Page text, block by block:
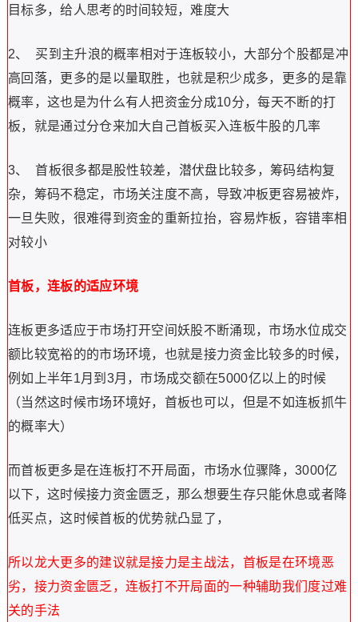
目标多，给人思考的时间较短，难度大
2、 买到主升浪的概率相对于连板较小，大部分个股都是冲
高回落，更多的是以量取胜，也就是积少成多，更多的是靠
概率，这也是为什么有人把资金分成10分，每天不断的打
板，就是通过分仓来加大自己首板买入连板牛股的几率
3、 首板很多都是股性较差，潜伏盘比较多，筹码结构复
杂，筹码不稳定，市场关注度不高，导致冲板更容易被炸，
一旦失败，很难得到资金的重新拉抬，容易炸板，容错率相
对较小
首板，连板的适应环境
连板更多适应于市场打开空间妖股不断涌现，市场水位成交
额比较宽裕的的市场环境，也就是接力资金比较多的时候，
例如上半年1月到3月，市场成交额在5000亿以上的时候
（当然这时候市场环境好，首板也可以，但是不如连板抓牛
的概率大）
而首板更多是在连板打不开局面，市场水位骤降，3000亿
以下，这时候接力资金匮乏，那么想要生存只能休息或者降
低买点，这时候首板的优势就凸显了，
所以龙大更多的建议就是接力是主战法，首板是在环境恶
劣，接力资金匮乏，连板打不开局面的一种辅助我们度过难
关的手法